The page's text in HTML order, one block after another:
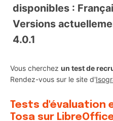
disponibles :
Versions
4.0.1
Vous cherchez un test de
Rendez-vous sur le site d'
Tests
Tosa sur